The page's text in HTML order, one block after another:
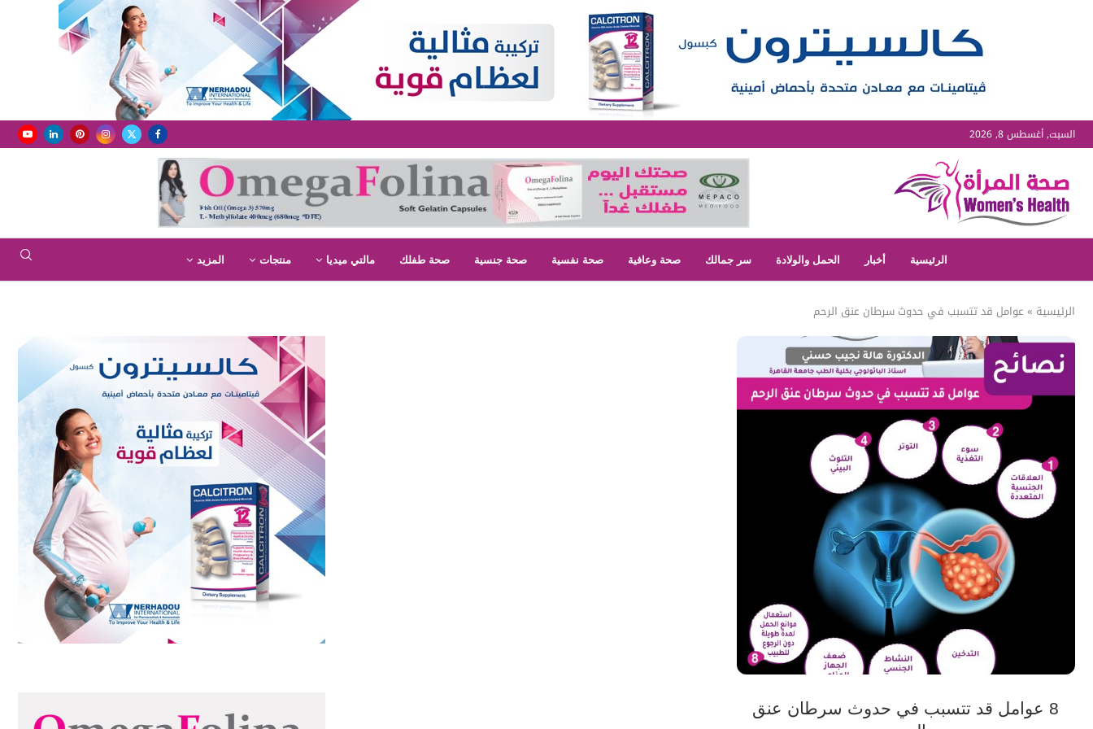
السبت, أغسطس 8, 2026
الرئيسية أخبار الحمل والولادة سر جمالك صحة وعافية صحة نفسية صحة جنسية صحة طفلك مالتي ميديا منتجات المزيد
الرئيسية » عوامل قد تتسبب في حدوث سرطان عنق الرحم
8 عوامل قد تتسبب في حدوث سرطان عنق